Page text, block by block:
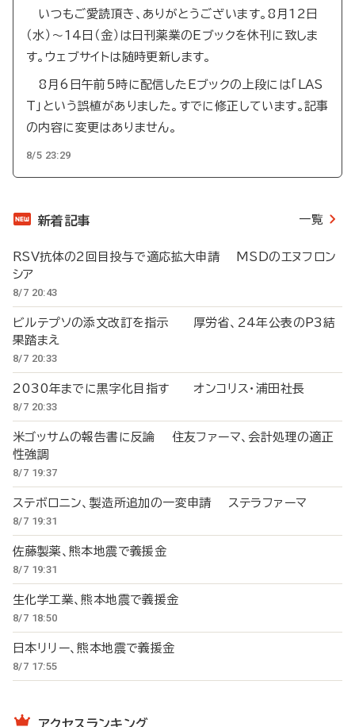
いつもご愛読頂き、ありがとうございます。8月12日
（水）～14日（金）は日刊薬業のEブックを休刊に致しま
す。ウェブサイトは随時更新します。
8月6日午前5時に配信したEブックの上段には「LAS
T」という誤植がありました。すでに修正しています。記事
の内容に変更はありません。
8/5 23:29
新着記事 一覧
RSV抗体の2回目投与で適応拡大申請 MSDのエヌフロン
シア
8/7 20:43
ビルテプソの添文改訂を指示 厚労省、24年公表のP3結
果踏まえ
8/7 20:33
2030年までに黒字化目指す オンコリス・浦田社長
8/7 20:33
米ゴッサムの報告書に反論 住友ファーマ、会計処理の適正
性強調
8/7 19:37
ステボロニン、製造所追加の一変申請 ステラファーマ
8/7 19:31
佐藤製薬、熊本地震で義援金
8/7 19:31
生化学工業、熊本地震で義援金
8/7 18:50
日本リリー、熊本地震で義援金
8/7 17:55
アクセスランキング